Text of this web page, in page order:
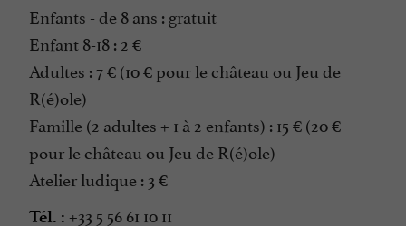
Enfants - de 8 ans : gratuit
Enfant 8-18 : 2 €
Adultes : 7 € (10 € pour le château ou Jeu de
R(é)ole)
Famille (2 adultes + 1 à 2 enfants) : 15 € (20 €
pour le château ou Jeu de R(é)ole)
Atelier ludique : 3 €
Tél. : +33 5 56 61 10 11